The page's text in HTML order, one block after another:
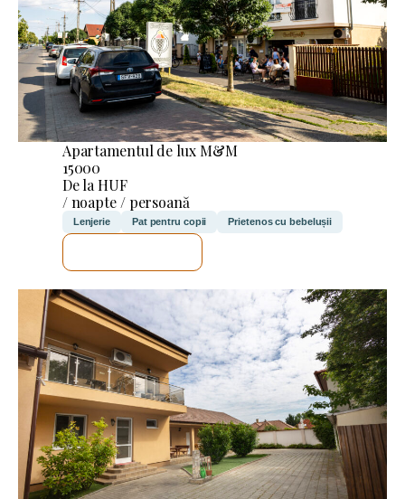
Apartamentul de lux M&M
15000
De la HUF
/ noapte / persoană
Lenjerie Pat pentru copii Prietenos cu bebelușii